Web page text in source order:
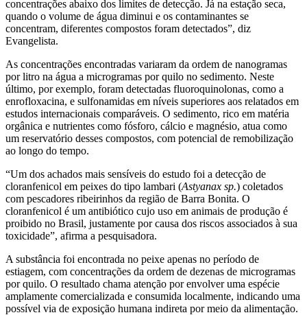
concentrações abaixo dos limites de detecção. Já na estação seca,
quando o volume de água diminui e os contaminantes se
concentram, diferentes compostos foram detectados”, diz
Evangelista.
As concentrações encontradas variaram da ordem de nanogramas
por litro na água a microgramas por quilo no sedimento. Neste
último, por exemplo, foram detectadas fluoroquinolonas, como a
enrofloxacina, e sulfonamidas em níveis superiores aos relatados em
estudos internacionais comparáveis. O sedimento, rico em matéria
orgânica e nutrientes como fósforo, cálcio e magnésio, atua como
um reservatório desses compostos, com potencial de remobilização
ao longo do tempo.
“Um dos achados mais sensíveis do estudo foi a detecção de
cloranfenicol em peixes do tipo lambari (Astyanax sp.) coletados
com pescadores ribeirinhos da região de Barra Bonita. O
cloranfenicol é um antibiótico cujo uso em animais de produção é
proibido no Brasil, justamente por causa dos riscos associados à sua
toxicidade”, afirma a pesquisadora.
A substância foi encontrada no peixe apenas no período de
estiagem, com concentrações da ordem de dezenas de microgramas
por quilo. O resultado chama atenção por envolver uma espécie
amplamente comercializada e consumida localmente, indicando uma
possível via de exposição humana indireta por meio da alimentação.